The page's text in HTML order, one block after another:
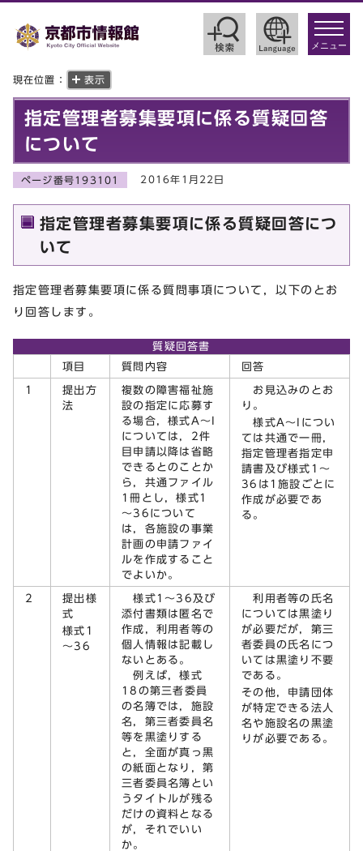
toggle
メニュー
現在位置： 表示
指定管理者募集要項に係る質疑回答
について
ページ番号193101 2016年1月22日
指定管理者募集要項に係る質疑回答につ
いて
指定管理者募集要項に係る質問事項について，以下のとお
り回答します。
質疑回答書
項目
質問内容 回答
1
提出方
法
複数の障害福祉施
設の指定に応募す
る場合，様式A～I
については，2件
目申請以降は省略
できるとのことか
ら，共通ファイル
1冊とし，様式1
～36について
は，各施設の事業
計画の申請ファイ
ルを作成すること
でよいか。
お見込みのとお
り。
様式A～Iについ
ては共通で一冊，
指定管理者指定申
請書及び様式1～
36は1施設ごとに
作成が必要であ
る。
2
提出様
式
様式1
～36
様式1～36及び
添付書類は匿名で
作成，利用者等の
個人情報は記載し
ないとある。
例えば，様式
18の第三者委員
の名簿では，施設
名，第三者委員名
等を黒塗りする
と，全面が真っ黒
の紙面となり，第
三者委員名簿とい
うタイトルが残る
だけの資料となる
が，それでいい
か。
利用者等の氏名
については黒塗り
が必要だが，第三
者委員の氏名につ
いては黒塗り不要
である。
その他，申請団体
が特定できる法人
名や施設名の黒塗
りが必要である。